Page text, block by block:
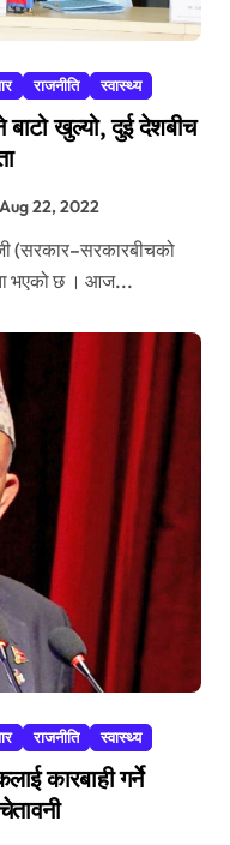
राजनीति स्वास्थ्य
खुल्यो, दुई देशबीच
Aug 22, 2022
भएको छ । आज...
राजनीति स्वास्थ्य
कारबाही गर्ने